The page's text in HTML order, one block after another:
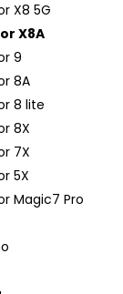
X8 5G
X8A
9
8A
8 lite
8X
7X
5X
Magic7 Pro